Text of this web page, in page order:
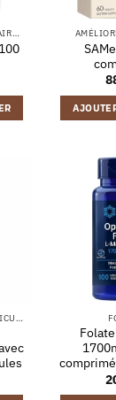
COMPLÉMENT ALIMENTAIRE EN GÉLULES
SOUTIEN POUR LES ARTICULATIONS